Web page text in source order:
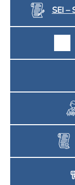
SEI –